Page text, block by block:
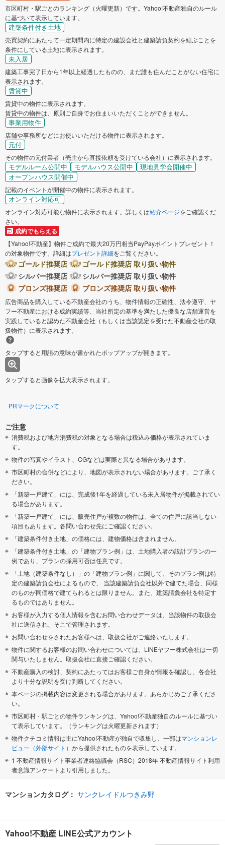
市区町村・駅ごとのランキング（火曜更新）です。Yahoo!不動産独自のルール
に基づいて表示しています。
建築条件付き土地
売買契約にあたって一定期間内に特定の建設会社と建築請負契約を結ぶことを
条件にしている土地に表示されます。
未入居
建築工事完了日から1年以上経過したものの、まだ誰も住んだことがない住宅に
表示されます。
賃貸中
賃貸中の物件に表示されます。
賃貸中の物件は、原則ご自身でお住まいいただくことができません。
事業用物件
店舗や事務所などにお使いいただける物件に表示されます。
元付
その物件の元付業者（売主から直接依頼を受けている会社）に表示されます。
モデルルーム公開中 モデルハウス公開中
現地見学会開催中
オープンハウス開催中
記載のイベントが開催中の物件に表示されます。
オンライン対応可
オンライン対応可能な物件に表示されます。詳しくは紹介ページをご確認くだ
さい。
成約でもらえる
【Yahoo!不動産】物件ご成約で最大20万円相当PayPayポイントプレゼント！
の対象物件です。詳細はプレゼント詳細をご覧ください。
ゴールド推奨店
ゴールド推奨店 取り扱い物件
シルバー推奨店
シルバー推奨店 取り扱い物件
ブロンズ推奨店
ブロンズ推奨店 取り扱い物件
広告商品を購入している不動産会社のうち、物件情報の正確性、法令遵守、ヤ
フー不動産における成約実績等、当社所定の基準を満たした優良な店舗運営を
実践していると認めた不動産会社（もしくは当該認定を受けた不動産会社の取
扱物件）に表示されます。
タップすると用語の意味が書かれたポップアップが開きます。
タップすると画像を拡大表示されます。
PRマークについて
ご注意
消費税および地方消費税の対象となる場合は税込み価格が表示されていま
す。
物件の写真やイラスト、CGなどは実際と異なる場合があります。
市区町村の合併などにより、地図が表示されない場合があります。ご了承く
ださい。
「新築一戸建て」には、完成後1年を経過している未入居物件が掲載されてい
る場合があります。
「新築一戸建て」には、販売住戸が複数の物件は、全ての住戸に該当しない
項目もあります。各問い合わせ先にご確認ください。
「建築条件付き土地」の価格には、建物価格は含まれません。
「建築条件付き土地」の「建物プラン例」は、土地購入者の設計プランの一
例であり、プランの採用可否は任意です。
「土地（建築条件なし）」の「建物プラン例」に関して、そのプラン例は特
定の建築請負会社によるもので、 当該建築請負会社以外で建てた場合、同様
のものが同価格で建てられるとは限りません。また、建築請負会社を特定す
るものではありません。
お客様が入力する個人情報を含むお問い合わせデータは、当該物件の取扱会
社に送信され、そこで管理されます。
お問い合わせをされたお客様へは、取扱会社がご連絡いたします。
物件に関するお客様のお問い合わせについては、LINEヤフー株式会社は一切
関与いたしません。取扱会社に直接ご確認ください。
不動産購入の検討、契約にあたってはお客様ご自身が情報を確認し、各会社
より十分な説明を受け判断してください。
本ページの掲載内容は変更される場合があります。あらかじめご了承くださ
い。
市区町村・駅ごとの物件ランキングは、Yahoo!不動産独自のルールに基づい
て表示しています。（ランキングは火曜更新されます）
物件クチコミ情報は主にYahoo!不動産が独自で収集し、一部はマンションレ
ビュー（外部サイト） から提供されたものを表示しています。
1 不動産情報サイト事業者連絡協議会（RSC）2018年 不動産情報サイト利用
者意識アンケートより引用しました。
マンションカタログ： サンクレイドルつきみ野
Yahoo!不動産 LINE公式アカウント